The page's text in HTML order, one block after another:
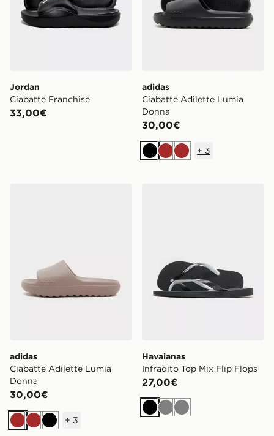
Jordan
Ciabatte Franchise
33,00€
adidas
Ciabatte Adilette Lumia
Donna
30,00€
NeroMarrone
Marrone
+ 3
adidas
Ciabatte Adilette Lumia
Donna
30,00€
Marrone
Marrone
Nero
+ 3
Havaianas
Infradito Top Mix Flip Flops
27,00€
NeroGrigioGrigio